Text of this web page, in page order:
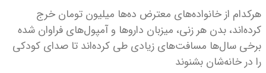
هرکدام از خانواده‌های معترض ده‌ها میلیون تومان خرج
کرده‌اند، بدن هر زنی، میزبان داروها و آمپول‌های فراوان شده
برخی سال‌ها مسافت‌های زیادی طی کرده‌اند تا صدای کودکی
را در خانه‌شان بشنوند